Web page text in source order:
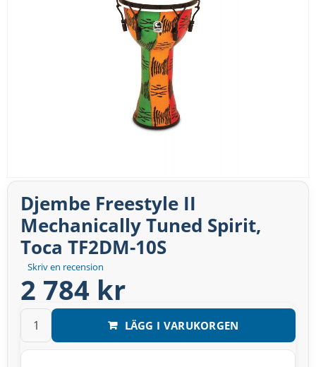
Skriv en recension
Djembe Freestyle II
Mechanically Tuned Spirit,
Toca TF2DM-10S
2 784 kr
LÄGG I VARUKORGEN